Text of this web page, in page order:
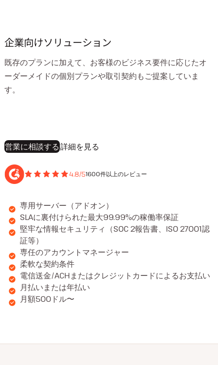
企業向けソリューション
既存のプランに加えて、お客様のビジネス要件に応じたオ
ーダーメイドの個別プランや取引契約もご提案していま
す。
営業に相談する詳細を見る
4.8/51600件以上のレビュー
専用サーバー（アドオン）
SLAに裏付けられた最大99.99%の稼働率保証
堅牢な情報セキュリティ（SOC 2報告書、ISO 27001認
証等）
専任のアカウントマネージャー
柔軟な契約条件
電信送金/ACHまたはクレジットカードによるお支払い
月払いまたは年払い
月額500ドル〜